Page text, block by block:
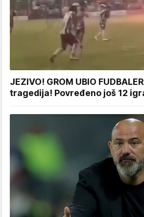
JEZIVO! GROM UBIO
tragedija! Povređeno još 12